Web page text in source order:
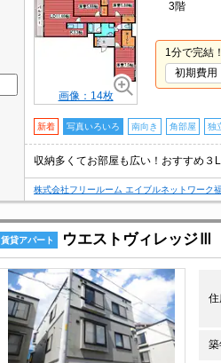
画像：14枚
3階
1分で完結
初期費用
新着 写真いろいろ 南向き 角部屋 独
収納多くてお部屋も広い！おすすめ３
株式会社フリールーム エイブルネットワーク
賃貸アパート ウエストヴィレッジⅢ
住
築